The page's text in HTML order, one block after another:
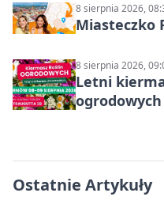
8 sierpnia 2026,
Miasteczko
8 sierpnia 2026,
Letni
Ostatnie Artykuły